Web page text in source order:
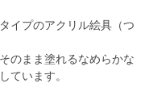
イプのアクリル絵具（つ
のまま塗れるなめらかな
ています。